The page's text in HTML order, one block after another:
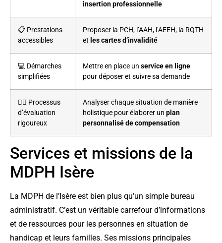
insertion professionnelle
📋 Prestations
accessibles
Proposer la PCH, l’AAH, l’AEEH, la RQTH
et les cartes d’invalidité
💻 Démarches
simplifiées
Mettre en place un service en ligne
pour déposer et suivre sa demande
👨‍⚖️ Processus
d’évaluation
rigoureux
Analyser chaque situation de manière
holistique pour élaborer un plan
personnalisé de compensation
Services et missions de la
MDPH Isère
La MDPH de l’Isère est bien plus qu’un simple bureau
administratif. C’est un véritable carrefour d’informations
et de ressources pour les personnes en situation de
handicap et leurs familles. Ses missions principales